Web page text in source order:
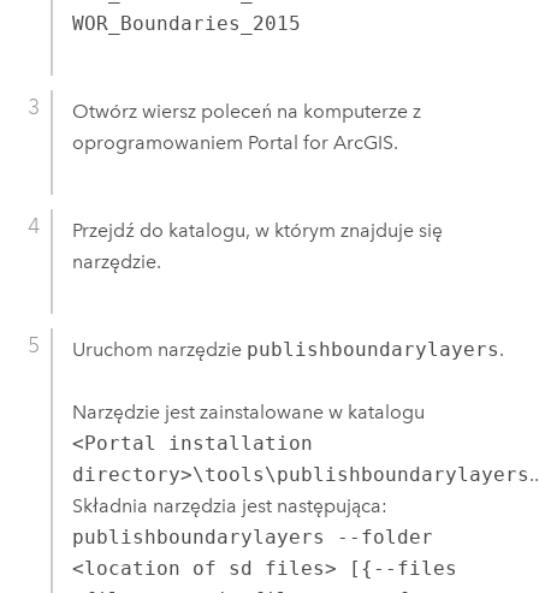
WOR_Boundaries_2015
Otwórz wiersz poleceń na komputerze z
oprogramowaniem Portal for ArcGIS.
Przejdź do katalogu, w którym znajduje się
narzędzie.
Uruchom narzędzie publishboundarylayers.
Narzędzie jest zainstalowane w katalogu
<Portal installation
directory>\tools\publishboundarylayers..
Składnia narzędzia jest następująca:
publishboundarylayers --folder
<location of sd files> [{--files